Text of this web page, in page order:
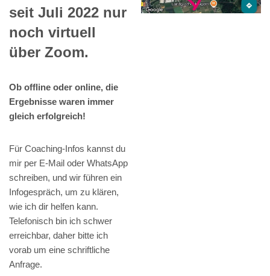
seit Juli 2022 nur
noch virtuell
über Zoom.
Ob offline oder online, die
Ergebnisse waren immer
gleich erfolgreich!
Für Coaching-Infos kannst du
mir per E-Mail oder WhatsApp
schreiben, und wir führen ein
Infogespräch, um zu klären,
wie ich dir helfen kann.
Telefonisch bin ich schwer
erreichbar, daher bitte ich
vorab um eine schriftliche
Anfrage.